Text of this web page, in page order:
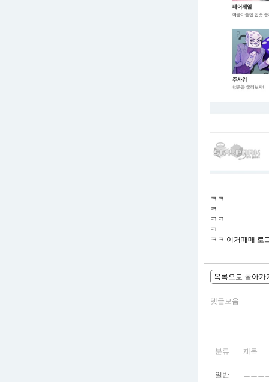
ㅋㅋ
ㅋ
ㅋㅋ
ㅋ
ㅋㅋ 이거때매 로
목록으로 돌아가
댓글모음
분류 제목
일반 ㅡㅡㅡ